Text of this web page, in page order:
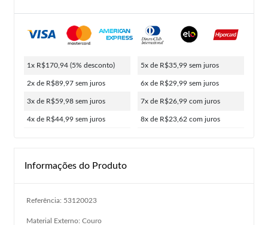
1x R$170,94 (5% desconto)
2x de R$89,97 sem juros
3x de R$59,98 sem juros
4x de R$44,99 sem juros
5x de R$35,99 sem juros
6x de R$29,99 sem juros
7x de R$26,99 com juros
8x de R$23,62 com juros
Informações do Produto
Referência: 53120023
Material Externo: Couro